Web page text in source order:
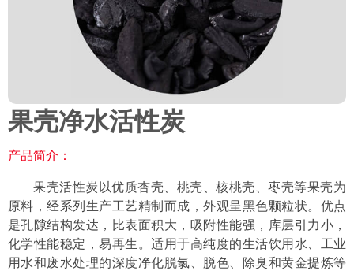
果壳净水活性炭
产品简介：
果壳活性炭以优质杏壳、桃壳、核桃壳、枣壳等果壳为
原料，经系列生产工艺精制而成，外观呈黑色颗粒状。优点
是孔隙结构发达，比表面积大，吸附性能强，库层引力小，
化学性能稳定，易再生。适用于高纯度的生活饮用水、工业
用水和废水处理的深度净化脱氯、脱色、除臭和黄金提炼等